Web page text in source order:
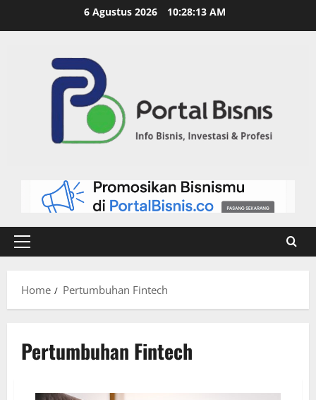
6 Agustus 2026 10:28:13 AM
Home Pertumbuhan Fintech
Pertumbuhan Fintech